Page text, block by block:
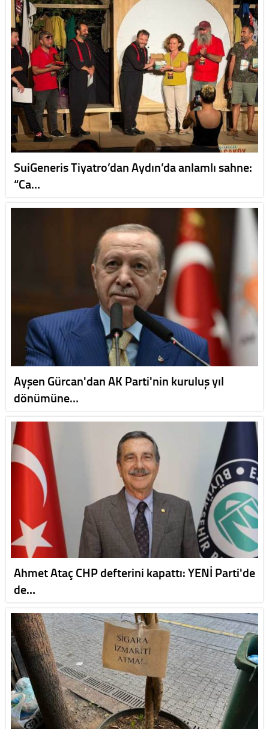
SuiGeneris Tiyatro’dan Aydın’da anlamlı sahne:
“Ca…
Ayşen Gürcan'dan AK Parti'nin kuruluş yıl
dönümüne…
Ahmet Ataç CHP defterini kapattı: YENİ Parti'de
de…